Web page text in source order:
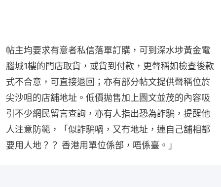
帖主均要求有意者私信落單訂購，可到深水埗黃金電
腦城1樓的門店取貨，或貨到付款，更聲稱如檢查後款
式不合意，可直接退回；亦有部分帖文提供聲稱位於
尖沙咀的店舖地址。低價拋售加上圖文並茂的內容吸
引不少網民留言查詢，亦有人指出恐為詐騙，提醒他
人注意防範，「似詐騙喎，又冇地址，連自己舖相都
要用人地？？ 香港用單位係部，唔係臺。」